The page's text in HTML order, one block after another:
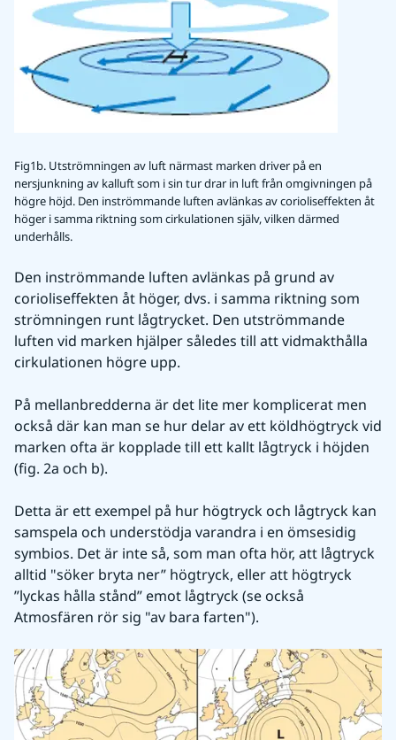
Fig1b. Utströmningen av luft närmast marken driver på en
nersjunkning av kalluft som i sin tur drar in luft från omgivningen på
högre höjd. Den inströmmande luften avlänkas av corioliseffekten åt
höger i samma riktning som cirkulationen själv, vilken därmed
underhålls.
Den inströmmande luften avlänkas på grund av
corioliseffekten åt höger, dvs. i samma riktning som
strömningen runt lågtrycket. Den utströmmande
luften vid marken hjälper således till att vidmakthålla
cirkulationen högre upp.
På mellanbredderna är det lite mer komplicerat men
också där kan man se hur delar av ett köldhögtryck vid
marken ofta är kopplade till ett kallt lågtryck i höjden
(fig. 2a och b).
Detta är ett exempel på hur högtryck och lågtryck kan
samspela och understödja varandra i en ömsesidig
symbios. Det är inte så, som man ofta hör, att lågtryck
alltid "söker bryta ner” högtryck, eller att högtryck
”lyckas hålla stånd” emot lågtryck (se också
Atmosfären rör sig "av bara farten").